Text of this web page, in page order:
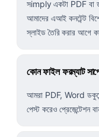
সimply একটা PDF বা
আমাদের এআই কনটেন্ট
স্লাইড তৈরি করার আগে
কোন ফাইল ফরম্যাট
আমরা PDF, Word
পেস্ট করেও প্রেজেন্টেশন